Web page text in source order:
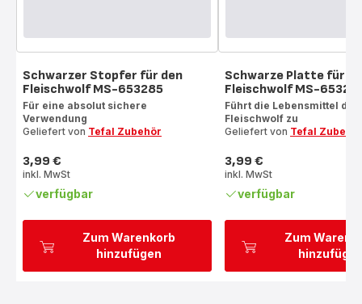
Zum Warenkorb
hinzufügen
Schwarzer Stopfer für den
Fleischwolf MS-653285
Für eine absolut sichere
Verwendung
Geliefert von Tefal Zubehör
Preis
3,99 €
inkl. MwSt
verfügbar
Zum
Schwarze Platte für
Fleischwolf MS-
Führt die Lebensmittel
Fleischwolf zu
Geliefert von Tefal
Preis
3,99 €
inkl. MwSt
verfügbar